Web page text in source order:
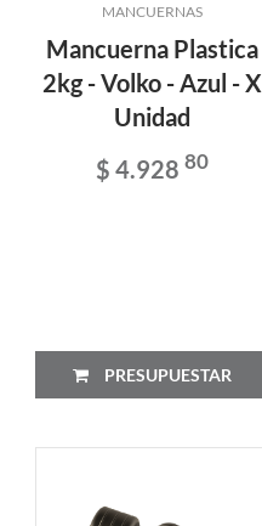
MANCUERNAS
Mancuerna Plastica
2kg - Volko - Azul - X
Unidad
$ 4.92880
PRESUPUESTAR